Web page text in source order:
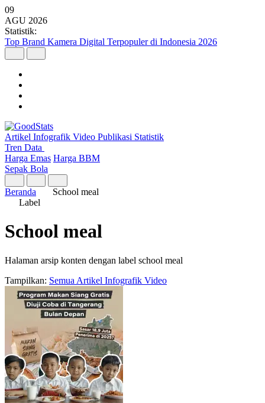
09
AGU 2026
Statistik:
Top Brand Kamera Digital Terpopuler di Indonesia 2026
Artikel Infografik Video Publikasi Statistik
Tren Data
Harga Emas Harga BBM
Sepak Bola
Beranda
School meal
Label
School meal
Halaman arsip konten dengan label school meal
Tampilkan: Semua Artikel Infografik Video